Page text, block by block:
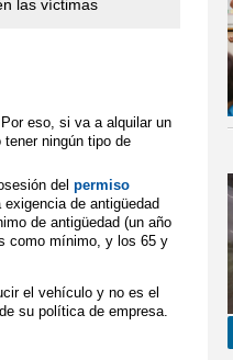
las víctimas
eso, si va a alquilar un
ningún tipo de
delpermiso
de antigüedad
de antigüedad (un año
como mínimo, y los 65 y
el vehículo y no es el
su política de empresa.